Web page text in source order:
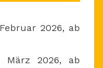
2026, ab
März 2026, ab